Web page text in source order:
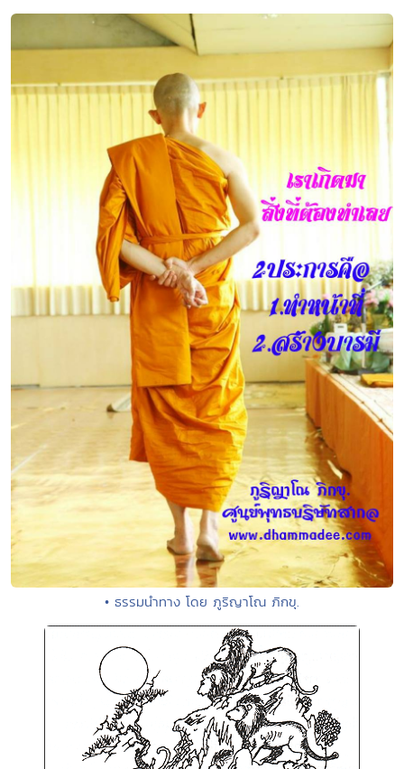
• ธรรมนำทาง โดย ภูริญาโณ ภิกขุ.